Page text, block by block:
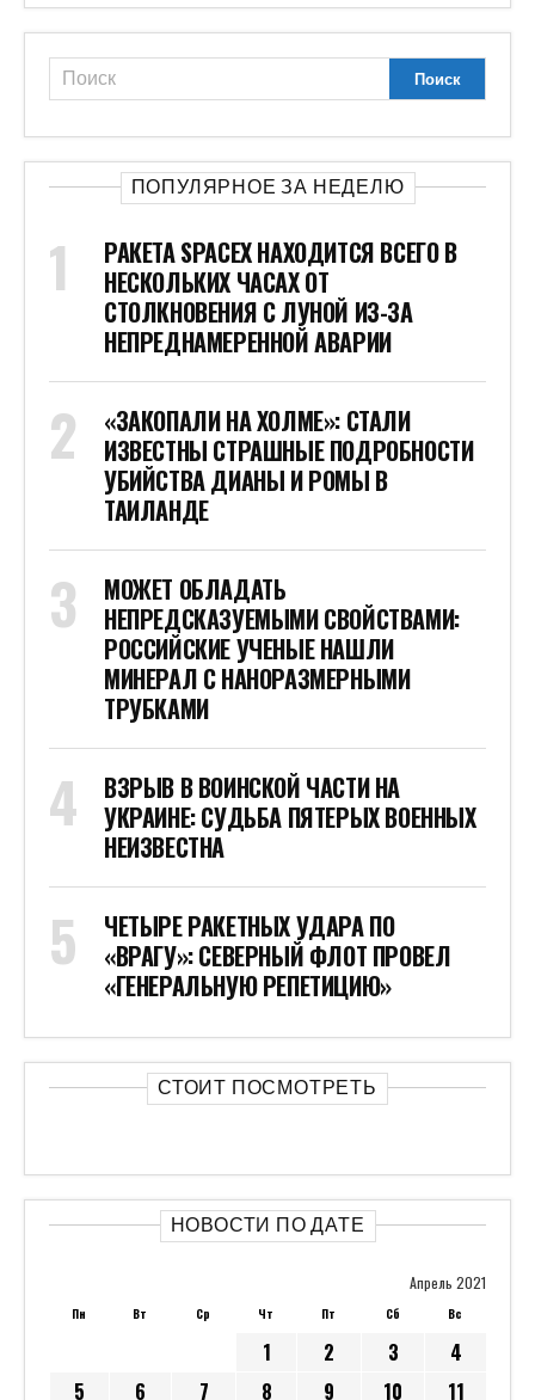
ПОПУЛЯРНОЕ ЗА НЕДЕЛЮ
РАКЕТА SPACEX НАХОДИТСЯ ВСЕГО В
НЕСКОЛЬКИХ ЧАСАХ ОТ
СТОЛКНОВЕНИЯ С ЛУНОЙ ИЗ-ЗА
НЕПРЕДНАМЕРЕННОЙ АВАРИИ
«ЗАКОПАЛИ НА ХОЛМЕ»: СТАЛИ
ИЗВЕСТНЫ СТРАШНЫЕ ПОДРОБНОСТИ
УБИЙСТВА ДИАНЫ И РОМЫ В
ТАИЛАНДЕ
МОЖЕТ ОБЛАДАТЬ
НЕПРЕДСКАЗУЕМЫМИ СВОЙСТВАМИ:
РОССИЙСКИЕ УЧЕНЫЕ НАШЛИ
МИНЕРАЛ С НАНОРАЗМЕРНЫМИ
ТРУБКАМИ
ВЗРЫВ В ВОИНСКОЙ ЧАСТИ НА
УКРАИНЕ: СУДЬБА ПЯТЕРЫХ ВОЕННЫХ
НЕИЗВЕСТНА
ЧЕТЫРЕ РАКЕТНЫХ УДАРА ПО
«ВРАГУ»: СЕВЕРНЫЙ ФЛОТ ПРОВЕЛ
«ГЕНЕРАЛЬНУЮ РЕПЕТИЦИЮ»
СТОИТ ПОСМОТРЕТЬ
НОВОСТИ ПО ДАТЕ
Апрель 2021
Пн Вт Ср Чт Пт Сб Вс
1 2 3
4
5
6 7 8 9 10
11